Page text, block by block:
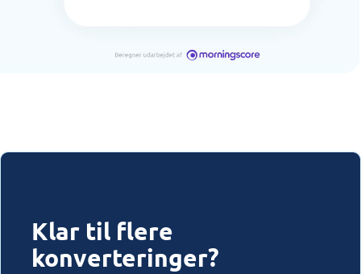
Klar til flere
konverteringer?